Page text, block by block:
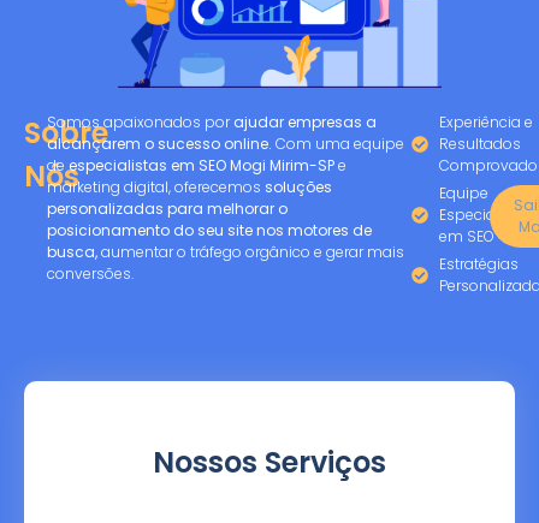
Sobre
Nós
Somos apaixonados porajudar empresas a
alcançarem o sucesso online. Com uma equipe
deespecialistas em SEO Mogi Mirim-SPe
marketing digital, oferecemos soluções
personalizadas para melhorar o
posicionamento do seu site nos motores de
busca,aumentar o tráfego orgânico e gerar mais
conversões.
Experiência e
Resultados
Equipe
Especializada
em SEO
Estratégias
Nossos Serviços